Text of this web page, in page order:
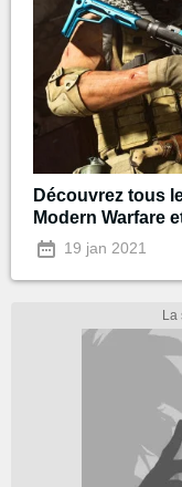
Découvrez tous
Modern Warfare
19 jan 2021